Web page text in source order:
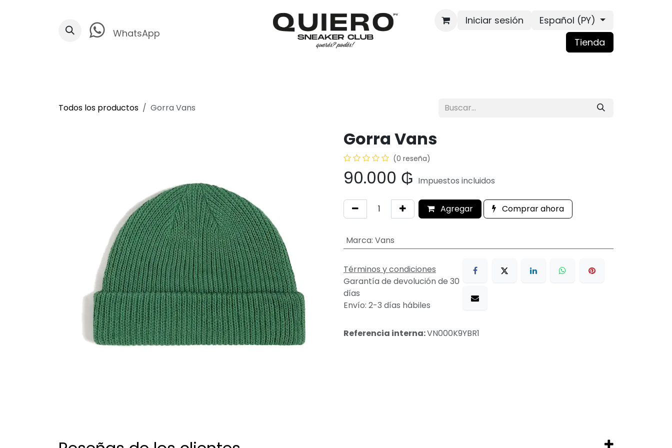
WhatsApp
Iniciar sesión
Español (PY)
Tienda
Todos los productos Gorra Vans
Gorra Vans
(0 reseña)
90.000 ₲ Impuestos incluidos
Agregar Comprar ahora
Marca: Vans
Términos y condiciones
Garantía de devolución de 30
días
Envío: 2-3 días hábiles
Referencia interna:VN000K9YBR1